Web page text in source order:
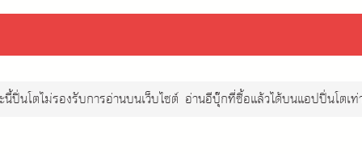
ปิ่นโตไม่รองรับการอ่านบนเว็บไซต์ อ่านอีบุ๊กที่ซื้อแล้วได้บนแอปปิ่นโตเ